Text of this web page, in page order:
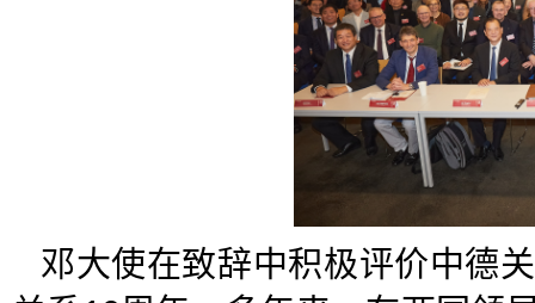
邓大使在致辞中积极评价中德